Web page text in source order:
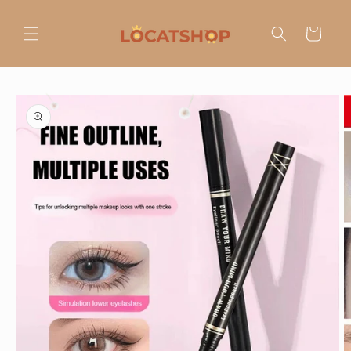
al contenido
Carrito
directamente
a la
información
del producto